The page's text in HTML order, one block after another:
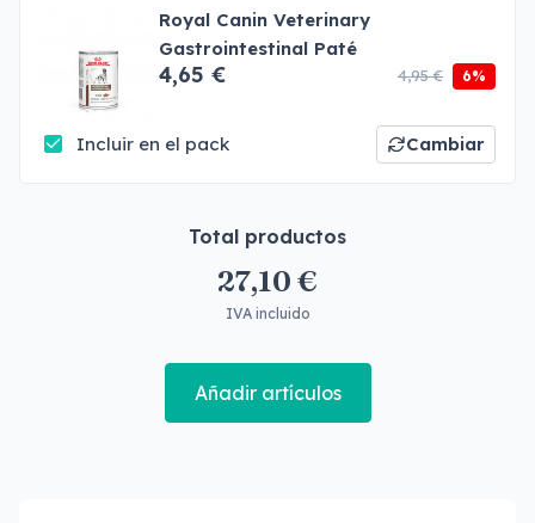
Royal Canin Veterinary
Gastrointestinal Paté
4,65 € 4,95 € 6%
Incluir en el pack Cambiar
Total productos
27,10 €
IVA incluido
Añadir artículos